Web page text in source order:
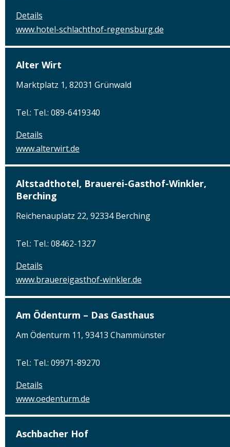
Details
www.hotel-schlachthof-regensburg.de
Alter Wirt
Marktplatz 1, 82031 Grünwald
Tel.: Tel.: 089-6419340
Details
www.alterwirt.de
Altstadthotel, Brauerei-Gasthof-Winkler,
Berching
Reichenauplatz 22, 92334 Berching
Tel.: Tel.: 08462-1327
Details
www.brauereigasthof-winkler.de
Am Ödenturm – Das Gasthaus
Am Ödenturm 11, 93413 Chammünster
Tel.: Tel.: 09971-89270
Details
www.oedenturm.de
Aschbacher Hof